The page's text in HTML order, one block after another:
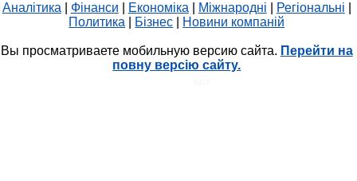
Аналітика Фінанси Економіка Міжнародні Регіональні
Политика
Бізнес Новини компаній
Вы просматриваете мобильную версию сайта. Перейти на
повну версію сайту.